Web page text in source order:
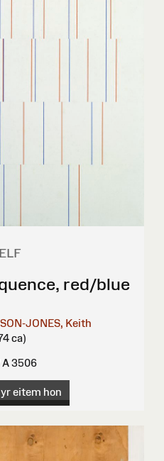
red/blue
JONES, Keith
ca)
A 3506
eitem hon